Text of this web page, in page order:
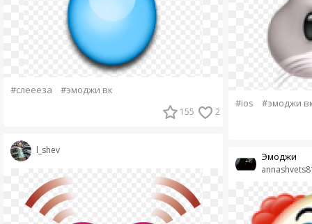
#слеееза #эмоджи вк
155 2
l_shev
#ios #эмоджи
Эмоджи